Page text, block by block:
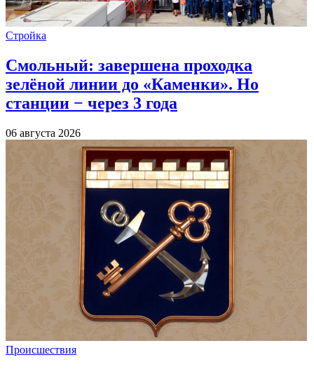
Стройка
Смольный: завершена проходка
зелёной линии до «Каменки». Но
станции − через 3 года
06 августа 2026
Происшествия